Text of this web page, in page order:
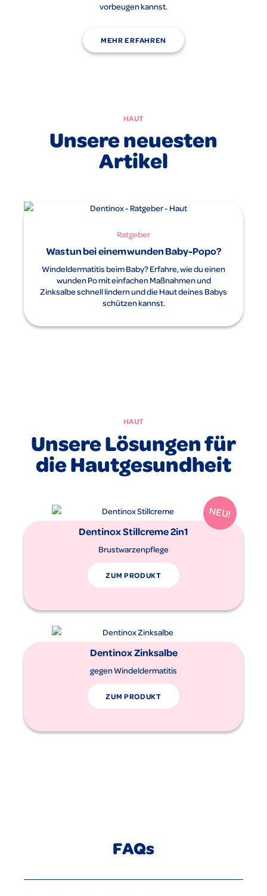
vorbeugen kannst.
MEHR ERFAHREN
HAUT
Unsere neuesten
Artikel
Ratgeber
Was tun bei einem wunden Baby-Popo?
Windeldermatitis beim Baby? Erfahre, wie du einen
wunden Po mit einfachen Maßnahmen und
Zinksalbe schnell lindern und die Haut deines Babys
schützen kannst.
HAUT
Unsere Lösungen für
die Hautgesundheit
Dentinox Stillcreme 2in1
Brustwarzenpflege
ZUM PRODUKT
Dentinox Zinksalbe
gegen Windeldermatitis
ZUM PRODUKT
FAQs